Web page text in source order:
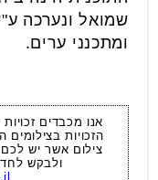
שמואל ונערכה
ומתכנני ערים.
אנו מכבדים
הזכויות בצילומים
צילום אשר יש לכם
ולבקש